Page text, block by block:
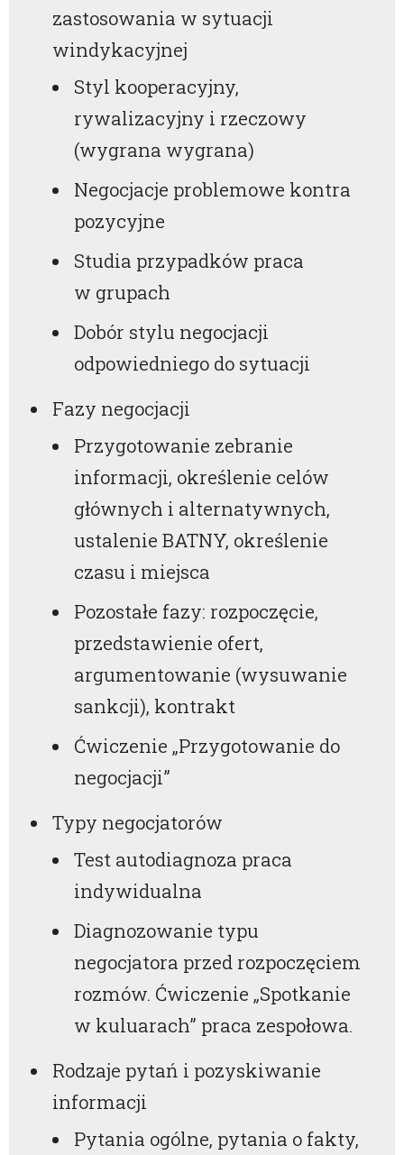
zastosowania w sytuacji
windykacyjnej
Styl kooperacyjny,
rywalizacyjny i rzeczowy
(wygrana wygrana)
Negocjacje problemowe kontra
pozycyjne
Studia przypadków praca
w grupach
Dobór stylu negocjacji
odpowiedniego do sytuacji
Fazy negocjacji
Przygotowanie zebranie
informacji, określenie celów
głównych i alternatywnych,
ustalenie BATNY, określenie
czasu i miejsca
Pozostałe fazy: rozpoczęcie,
przedstawienie ofert,
argumentowanie (wysuwanie
sankcji), kontrakt
Ćwiczenie „Przygotowanie do
negocjacji”
Typy negocjatorów
Test autodiagnoza praca
indywidualna
Diagnozowanie typu
negocjatora przed rozpoczęciem
rozmów. Ćwiczenie „Spotkanie
w kuluarach” praca zespołowa.
Rodzaje pytań i pozyskiwanie
informacji
Pytania ogólne, pytania o fakty,